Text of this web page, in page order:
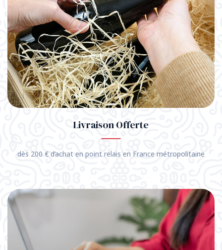
Livraison Offerte
dès 200 € d’achat en point relais en France métropolitaine